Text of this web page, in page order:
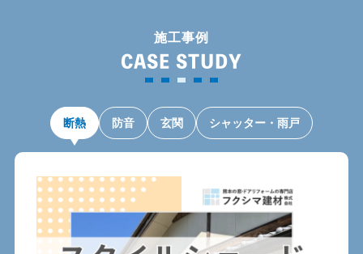
施工事例
CASE STUDY
断熱 防音 玄関 シャッター・雨戸